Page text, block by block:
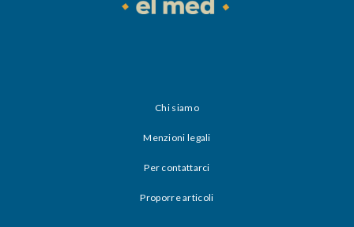
Chi siamo
Menzioni legali
Per contattarci
Proporre articoli